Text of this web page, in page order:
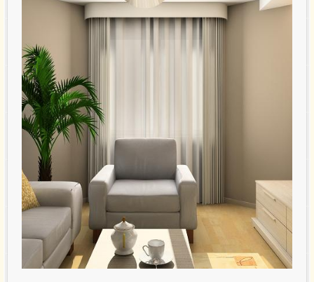
Referencje certyfikaty
Wycena usług